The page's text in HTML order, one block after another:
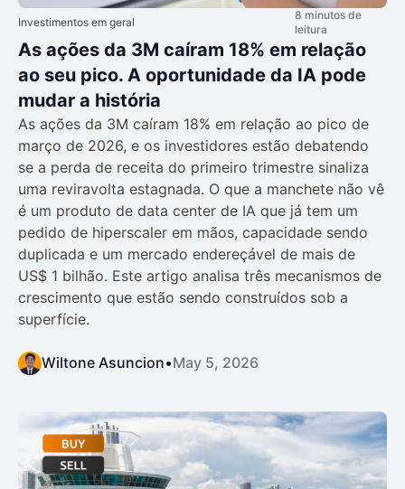
Investimentos em geral
8 minutos de
leitura
As ações da 3M caíram 18% em relação
ao seu pico. A oportunidade da IA pode
mudar a história
As ações da 3M caíram 18% em relação ao pico de
março de 2026, e os investidores estão debatendo
se a perda de receita do primeiro trimestre sinaliza
uma reviravolta estagnada. O que a manchete não vê
é um produto de data center de IA que já tem um
pedido de hiperscaler em mãos, capacidade sendo
duplicada e um mercado endereçável de mais de
US$ 1 bilhão. Este artigo analisa três mecanismos de
crescimento que estão sendo construídos sob a
superfície.
Wiltone Asuncion•May 5, 2026